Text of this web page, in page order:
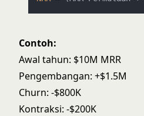
Contoh:
Awal tahun: $10M MRR
Pengembangan: +$1.5M
Churn: -$800K
Kontraksi: -$200K